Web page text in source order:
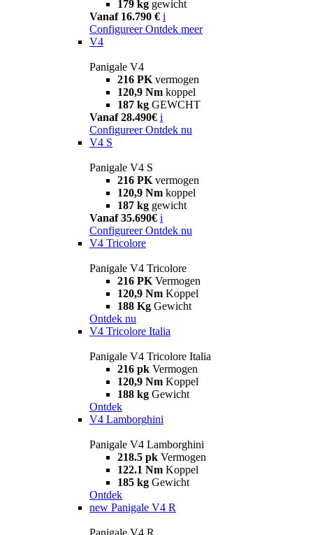
179 kg gewicht
Vanaf 16.790 € i
Configureer Ontdek meer
V4
Panigale V4
216 PK vermogen
120,9 Nm koppel
187 kg GEWCHT
Vanaf 28.490€ i
Configureer Ontdek nu
V4 S
Panigale V4 S
216 PK vermogen
120,9 Nm koppel
187 kg gewicht
Vanaf 35.690€ i
Configureer Ontdek nu
V4 Tricolore
Panigale V4 Tricolore
216 PK Vermogen
120,9 Nm Koppel
188 Kg Gewicht
Ontdek nu
V4 Tricolore Italia
Panigale V4 Tricolore Italia
216 pk Vermogen
120,9 Nm Koppel
188 kg Gewicht
Ontdek
V4 Lamborghini
Panigale V4 Lamborghini
218.5 pk Vermogen
122.1 Nm Koppel
185 kg Gewicht
Ontdek
new Panigale V4 R
Panigale V4 R